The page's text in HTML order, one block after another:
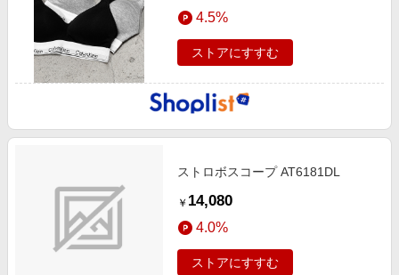
4.5%
ストアにすすむ
ストロボスコープ AT6181DL
￥ 14,080
4.0%
ストアにすすむ